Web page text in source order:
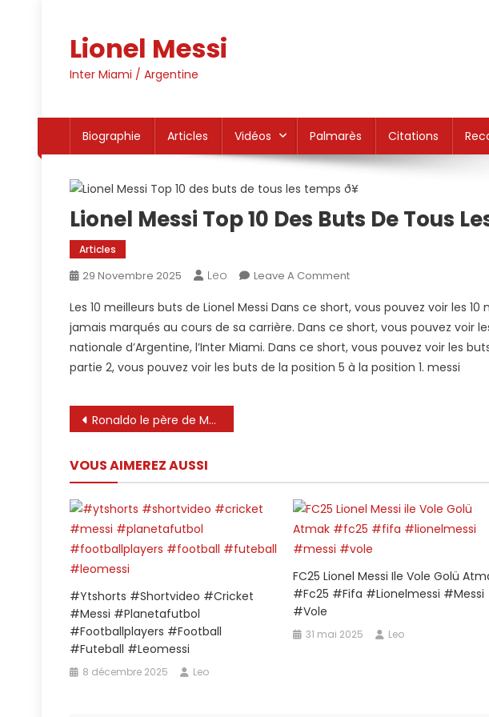
Lionel Messi
Inter Miami / Argentine
Biographie Articles Vidéos Palmarès Citations
Lionel Messi Top 10 Des Buts De Tous
Articles
29 Novembre 2025 Leo Leave A CommentOn
Messi
Top
10
Des
Les 10 meilleurs buts de Lionel Messi Dans ce short, vous pouvez voir les 10
jamais marqués au cours de sa carrière. Dans ce short, vous pouvez voir
nationale d’Argentine, l’Inter Miami. Dans ce short, vous pouvez voir les
partie 2, vous pouvez voir les buts de la position 5 à la position 1. messi
Navigation
l’article
Ronaldo le père de Messi est en colère 😡 #shorts #cr7
VOUS AIMEREZ AUSSI
#ytshorts #shortvideo #cricket
#messi #planetafutbol
#footballplayers #football
#futeball #leomessi
8 décembre 2025 Leo
FC25 Lionel Messi Ile Vole Golü
#fc25 #fifa #lionelmessi #messi
#vole
31 mai 2025 Leo